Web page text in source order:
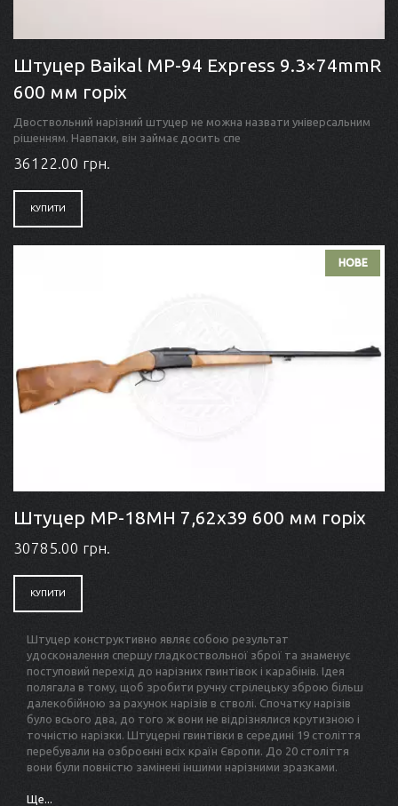
Штуцер Baikal МР-94 Express 9.3×74mmR
600 мм горіх
Двоствольний нарізний штуцер не можна назвати універсальним
рішенням. Навпаки, він займає досить спе
36122.00 грн.
КУПИТИ
НОВЕ
Штуцер MP-18MH 7,62x39 600 мм горіх
30785.00 грн.
КУПИТИ
Штуцер конструктивно являє собою результат
удосконалення спершу гладкоствольної зброї та знаменує
поступовий перехід до нарізних гвинтівок і карабінів. Ідея
полягала в тому, щоб зробити ручну стрілецьку зброю більш
далекобійною за рахунок нарізів в стволі. Спочатку нарізів
було всього два, до того ж вони не відрізнялися крутизною і
точністю нарізки. Штуцерні гвинтівки в середині 19 століття
перебували на озброєнні всіх країн Європи. До 20 століття
вони були повністю замінені іншими нарізними зразками.
Ще...